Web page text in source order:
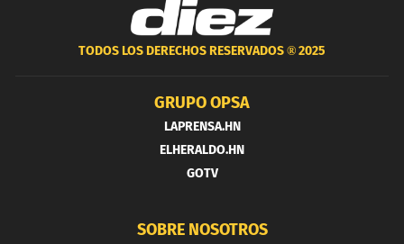
TODOS LOS DERECHOS RESERVADOS ®2025
GRUPO OPSA
LAPRENSA.HN
ELHERALDO.HN
GOTV
SOBRE NOSOTROS